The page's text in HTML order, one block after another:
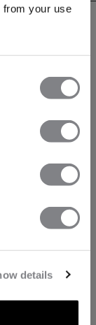
from your use
details